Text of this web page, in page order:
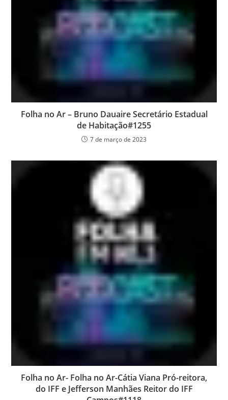
Folha no Ar – Bruno Dauaire Secretário Estadual
de Habitação#1255
7 de março de 2023
Folha no Ar- Folha no Ar-Cátia Viana Pró-reitora,
do IFF e Jefferson Manhães Reitor do IFF